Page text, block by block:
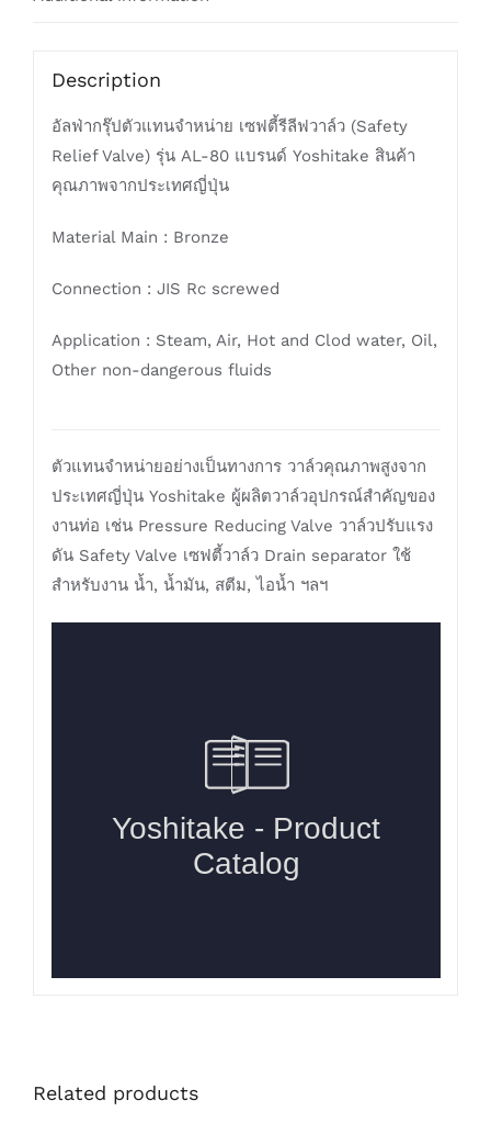
Description
อัลฟ่ากรุ๊ปตัวแทนจำหน่าย เซฟตี้รีลีฟวาล์ว (Safety
Relief Valve) รุ่น AL-80 แบรนด์ Yoshitake สินค้า
คุณภาพจากประเทศญี่ปุ่น
Material Main : Bronze
Connection : JIS Rc screwed
Application : Steam, Air, Hot and Clod water, Oil,
Other non-dangerous fluids
ตัวแทนจำหน่ายอย่างเป็นทางการ วาล์วคุณภาพสูงจาก
ประเทศญี่ปุ่น Yoshitake ผู้ผลิตวาล์วอุปกรณ์สำคัญของ
งานท่อ เช่น Pressure Reducing Valve วาล์วปรับแรง
ดัน Safety Valve เซฟตี้วาล์ว Drain separator ใช้
สำหรับงาน น้ำ, น้ำมัน, สตีม, ไอน้ำ ฯลฯ
Related products